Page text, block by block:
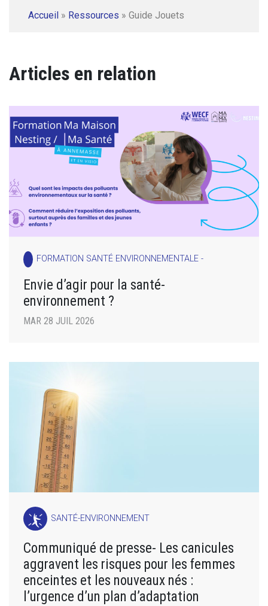
Accueil » Ressources » Guide Jouets
Articles en relation
FORMATION SANTÉ ENVIRONNEMENTALE -
Envie d’agir pour la santé-
environnement ?
MAR 28 JUIL 2026
SANTÉ-ENVIRONNEMENT
Communiqué de presse- Les canicules
aggravent les risques pour les femmes
enceintes et les nouveaux nés :
l’urgence d’un plan d’adaptation